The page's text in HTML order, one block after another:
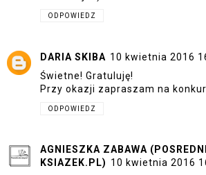
ODPOWIEDZ
DARIA SKIBA 10 kwietnia 2016
Świetne! Gratuluję!
Przy okazji zapraszam na
ODPOWIEDZ
AGNIESZKA ZABAWA
KSIAZEK.PL) 10 kwietnia 2016